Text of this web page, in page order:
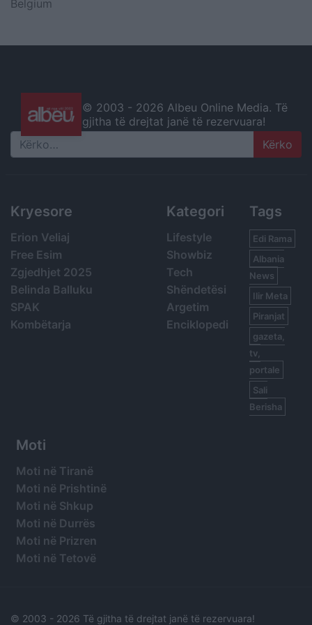
Belgium
© 2003 - 2026 Albeu Online Media. Të
gjitha të drejtat janë të rezervuara!
Search
Kryesore
Erion Veliaj
Free Esim
Zgjedhjet 2025
Belinda Balluku
SPAK
Kombëtarja
Kategori
Lifestyle
Showbiz
Tech
Shëndetësi
Argetim
Enciklopedi
Tags
Edi Rama
Albania
News
Ilir Meta
Piranjat
gazeta,
tv,
portale
Sali
Berisha
Moti
Moti në Tiranë
Moti në Prishtinë
Moti në Shkup
Moti në Durrës
Moti në Prizren
Moti në Tetovë
© 2003 - 2026 Të gjitha të drejtat janë të rezervuara!